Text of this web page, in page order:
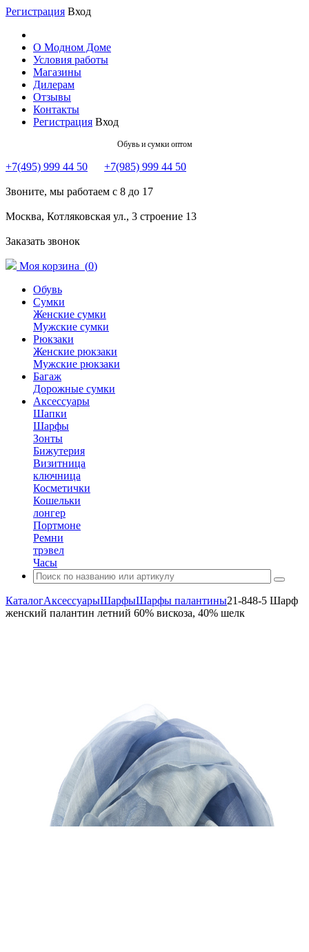
Регистрация Вход
О Модном Доме
Условия работы
Магазины
Дилерам
Отзывы
Контакты
Регистрация Вход
Обувь и сумки оптом
+7(495) 999 44 50 +7(985) 999 44 50
Звоните, мы работаем с 8 до 17
Москва, Котляковская ул., 3 строение 13
Заказать звонок
Моя корзина (0)
Обувь
Сумки
Женские сумки
Мужские сумки
Рюкзаки
Женские рюкзаки
Мужские рюкзаки
Багаж
Дорожные сумки
Аксессуары
Шапки
Шарфы
Зонты
Бижутерия
Визитница
ключница
Косметички
Кошельки
лонгер
Портмоне
Ремни
трэвел
Часы
КаталогАксессуарыШарфыШарфы палантины21-848-5 Шарф
женский палантин летний 60% вискоза, 40% шелк